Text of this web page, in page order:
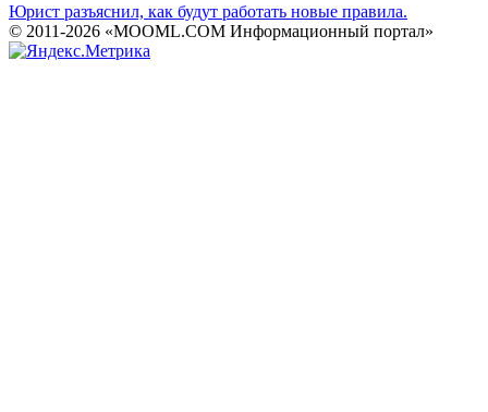
Юрист разъяснил, как будут работать новые правила.
© 2011-2026 «MOOML.COM Информационный портал»